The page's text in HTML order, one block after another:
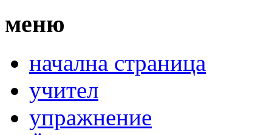
меню
начална страница
учител
упражнение